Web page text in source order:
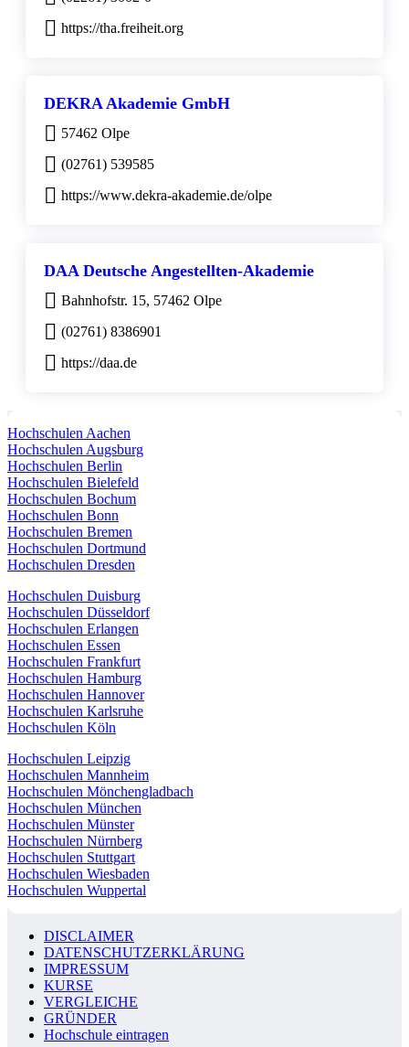
https://tha.freiheit.org
DEKRA Akademie GmbH
57462 Olpe
(02761) 539585
https://www.dekra-akademie.de/olpe
DAA Deutsche Angestellten-Akademie
Bahnhofstr. 15, 57462 Olpe
(02761) 8386901
https://daa.de
Hochschulen Aachen
Hochschulen Augsburg
Hochschulen Berlin
Hochschulen Bielefeld
Hochschulen Bochum
Hochschulen Bonn
Hochschulen Bremen
Hochschulen Dortmund
Hochschulen Dresden
Hochschulen Duisburg
Hochschulen Düsseldorf
Hochschulen Erlangen
Hochschulen Essen
Hochschulen Frankfurt
Hochschulen Hamburg
Hochschulen Hannover
Hochschulen Karlsruhe
Hochschulen Köln
Hochschulen Leipzig
Hochschulen Mannheim
Hochschulen Mönchengladbach
Hochschulen München
Hochschulen Münster
Hochschulen Nürnberg
Hochschulen Stuttgart
Hochschulen Wiesbaden
Hochschulen Wuppertal
DISCLAIMER
DATENSCHUTZERKLÄRUNG
IMPRESSUM
KURSE
VERGLEICHE
GRÜNDER
Hochschule eintragen